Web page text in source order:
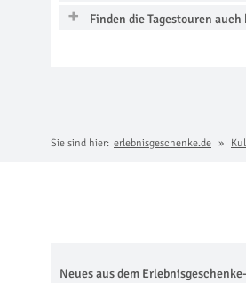
Finden die Tagestouren
Sie sind hier: erlebnisgeschenke.de
Neues aus dem